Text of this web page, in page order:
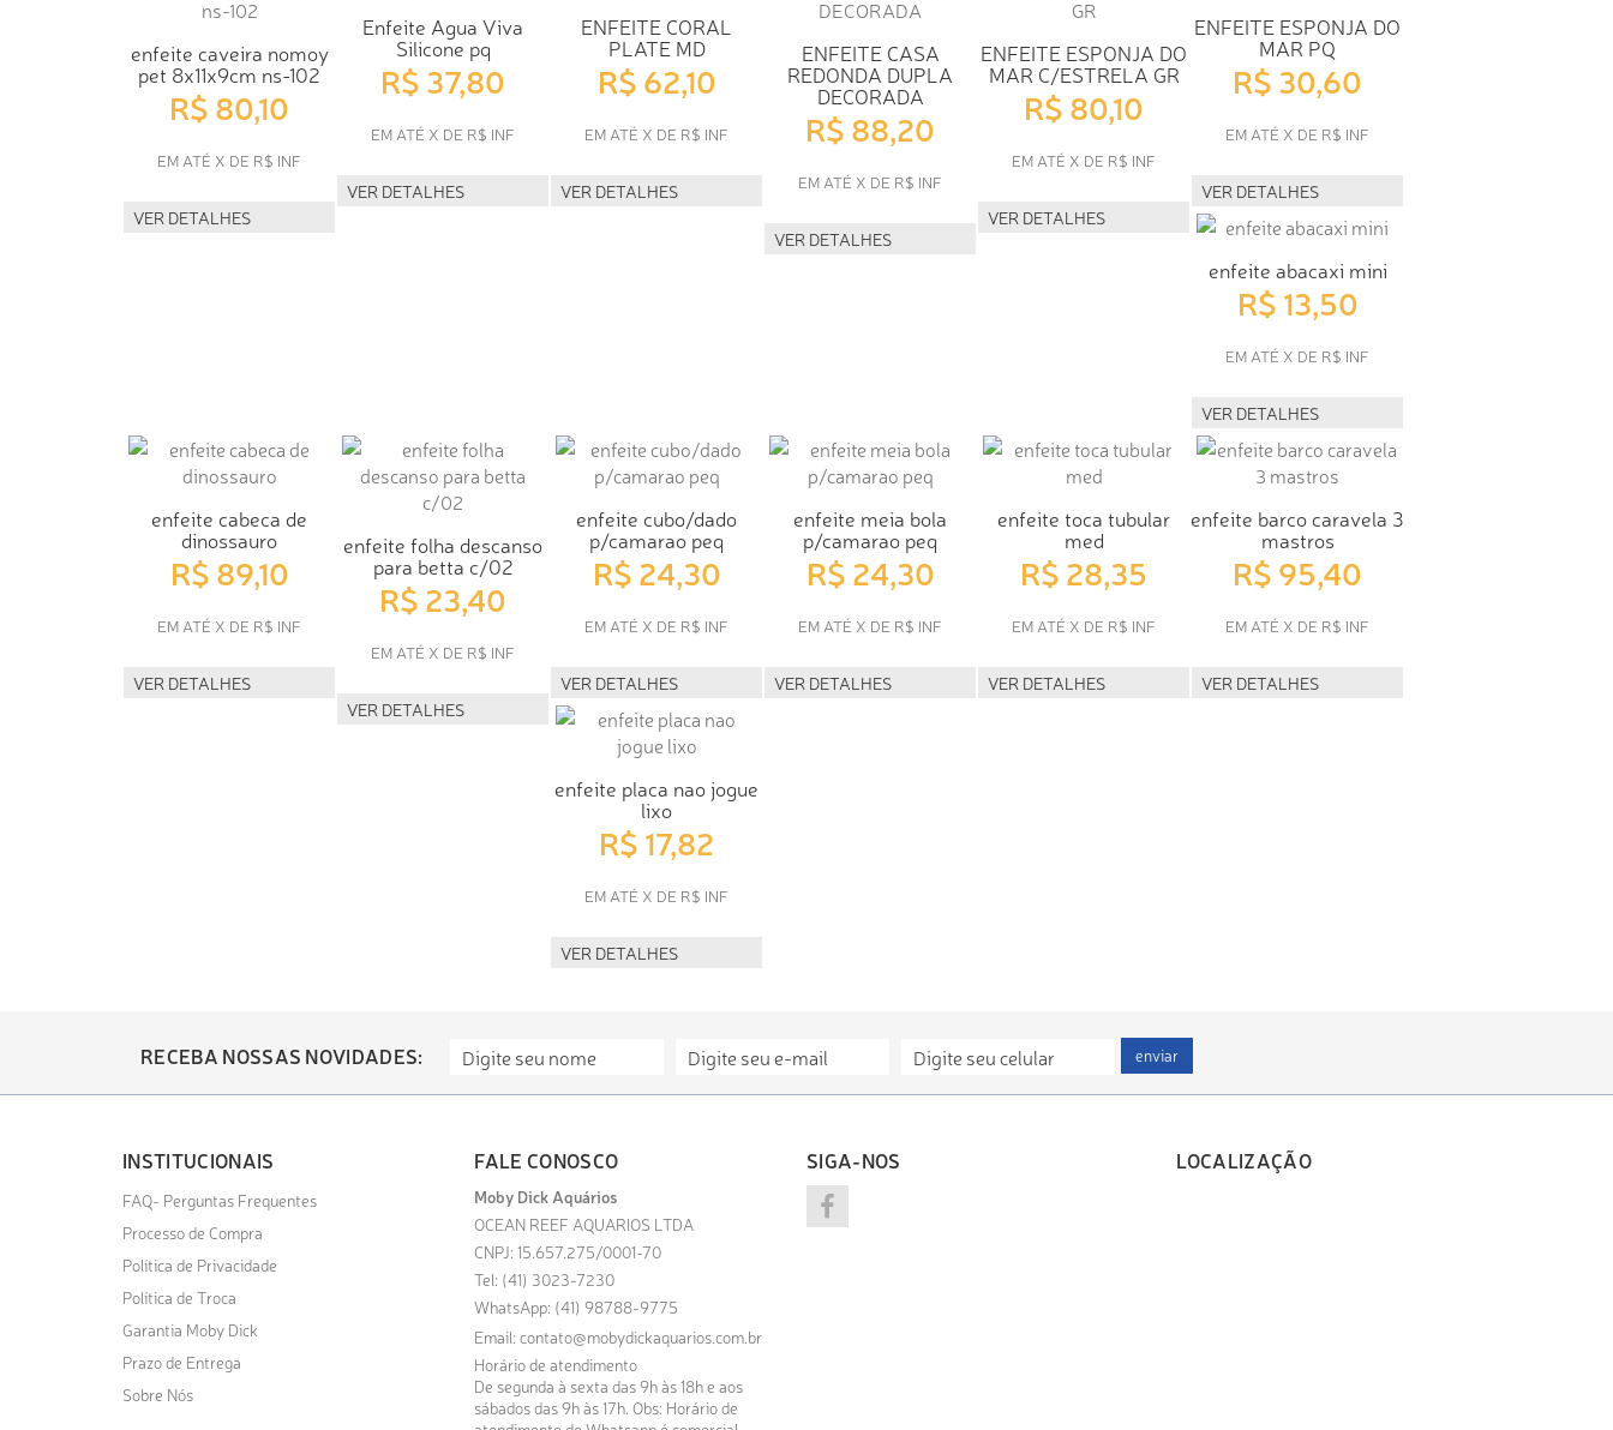
enfeite caveira nomoy
pet 8x11x9cm ns-102
R$ 80,10
EM ATÉ X DE R$ INF
VER DETALHES
Enfeite Agua Viva
Silicone pq
R$ 37,80
EM ATÉ X DE R$ INF
VER DETALHES
ENFEITE CORAL
PLATE MD
R$ 62,10
EM ATÉ X DE R$ INF
VER DETALHES
ENFEITE CASA
REDONDA DUPLA
DECORADA
R$ 88,20
EM ATÉ X DE R$ INF
VER DETALHES
ENFEITE ESPONJA DO
MAR C/ESTRELA GR
R$ 80,10
EM ATÉ X DE R$ INF
VER DETALHES
ENFEITE ESPONJA DO
MAR PQ
R$ 30,60
EM ATÉ X DE R$ INF
VER DETALHES
enfeite abacaxi mini
R$ 13,50
EM ATÉ X DE R$ INF
VER DETALHES
enfeite cabeca de
dinossauro
R$ 89,10
EM ATÉ X DE R$ INF
VER DETALHES
enfeite folha descanso
para betta c/02
R$ 23,40
EM ATÉ X DE R$ INF
VER DETALHES
enfeite cubo/dado
p/camarao peq
R$ 24,30
EM ATÉ X DE R$ INF
VER DETALHES
enfeite meia bola
p/camarao peq
R$ 24,30
EM ATÉ X DE R$ INF
VER DETALHES
enfeite toca tubular
med
R$ 28,35
EM ATÉ X DE R$ INF
VER DETALHES
enfeite barco caravela 3
mastros
R$ 95,40
EM ATÉ X DE R$ INF
VER DETALHES
enfeite placa nao jogue
lixo
R$ 17,82
EM ATÉ X DE R$ INF
VER DETALHES
RECEBA NOSSAS NOVIDADES: enviar
INSTITUCIONAIS
FAQ- Perguntas Frequentes
Processo de Compra
Política de Privacidade
Política de Troca
Garantia Moby Dick
Prazo de Entrega
Sobre Nós
FALE CONOSCO
Moby Dick Aquários
OCEAN REEF AQUARIOS LTDA
CNPJ: 15.657.275/0001-70
Tel: (41) 3023-7230
WhatsApp: (41) 98788-9775
Email: contato@mobydickaquarios.com.br
Horário de atendimento
De segunda à sexta das 9h às 18h e aos
sábados das 9h às 17h. Obs: Horário de
SIGA-NOS LOCALIZAÇÃO